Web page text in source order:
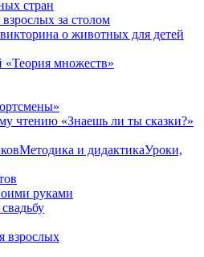
стран
за столом
о животных для детей
«Теория множеств»
чтению «Знаешь ли ты сказки?»
Методика и дидактикаУроки,
руками
взрослых